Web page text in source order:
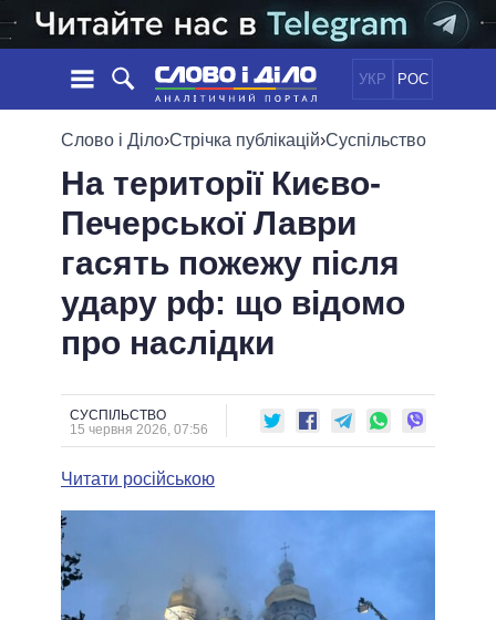
УКР РОС
НОВИНИ
СТРІЧКА
ПОДІЇ
СТАТТІ
ОГЛЯДИ
ДАЙДЖЕСТИ
ПОЛІТИКА
ЕКОНОМІКА
СУСПІЛЬСТВО
СВІТ
ОБIЦЯНКИ
ПОЛIТИКИ
УСІ ПОЛІТИКИ
ПРЕЗИДЕНТ І ОФІС
ВЕРХОВНА РАДА
ГОЛОВИ ОБЛАДМІНІСТРАЦІЙ
МЕРИ МІСТ
ВСІ ПЕРСОНИ
ІНФОГРАФІКА
ВІДЕО
ПОРІВНЯННЯ ПОЛІТИКІВ
Слово і Діло›Стрічка публікацій›Суспільство
На території Києво-
Печерської Лаври
гасять пожежу після
удару рф: що відомо
про наслідки
СУСПІЛЬСТВО
15 червня 2026, 07:56
Читати російською